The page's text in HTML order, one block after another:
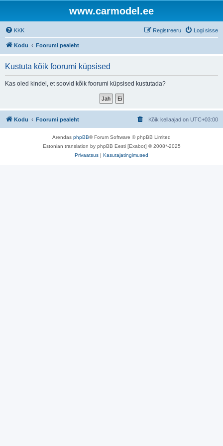
www.carmodel.ee
KKK Logi sisse
Registreeru
Kodu Foorumi pealeht
Kustuta kõik foorumi küpsised
Kas oled kindel, et soovid kõik foorumi küpsised kustutada?
Kodu Foorumi pealeht Kõik kellaajad on UTC+03:00
Arendas phpBB® Forum Software © phpBB Limited
Estonian translation by phpBB Eesti [Exabot] © 2008*-2025
Privaatsus | Kasutajatingimused